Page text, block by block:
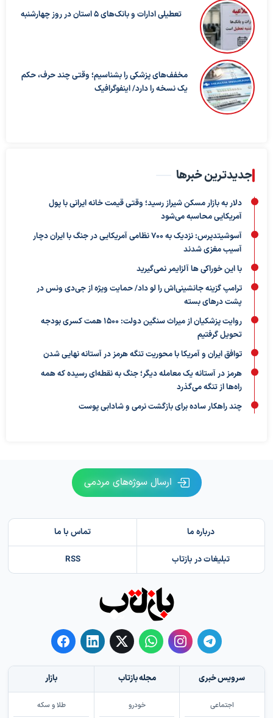
تعطیلی ادارات و بانک‌های ۵ استان در روز چهارشنبه
مخفف‌های پزشکی را بشناسیم؛ وقتی چند حرف، حکم
یک نسخه را دارد/ اینفوگرافیک
جدیدترین خبرها
دلار به بازار مسکن شیراز رسید؛ وقتی قیمت خانه ایرانی با پول
آمریکایی محاسبه می‌شود
آسوشیتدپرس: نزدیک به ۷۰۰ نظامی آمریکایی در جنگ با ایران دچار
آسیب مغزی شدند
با این خوراکی ها آلزایمر نمی‌گیرید
ترامپ گزینه جانشینی‌اش را لو داد/ حمایت ویژه از جی‌دی ونس در
پشت درهای بسته
روایت پزشکیان از میراث سنگین دولت: ۱۵۰۰ همت کسری بودجه
تحویل گرفتیم
توافق ایران و آمریکا با محوریت تنگه هرمز در آستانه نهایی شدن
هرمز در آستانه یک معامله دیگر؛ جنگ به نقطه‌ای رسیده که همه
راه‌ها از تنگه می‌گذرد
چند راهکار ساده برای بازگشت نرمی و شادابی پوست
ارسال سوژه‌های مردمی
درباره ما تماس با ما
تبلیغات در بازتاب RSS
سرویس خبری
اجتماعی
مجله بازتاب
خودرو
بازار
طلا و سکه